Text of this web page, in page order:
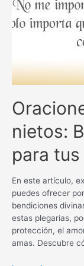
nietos:
para
En este artículo,
puedes ofrecer
bendiciones
estas plegarias,
protección, el
amas. Descubre